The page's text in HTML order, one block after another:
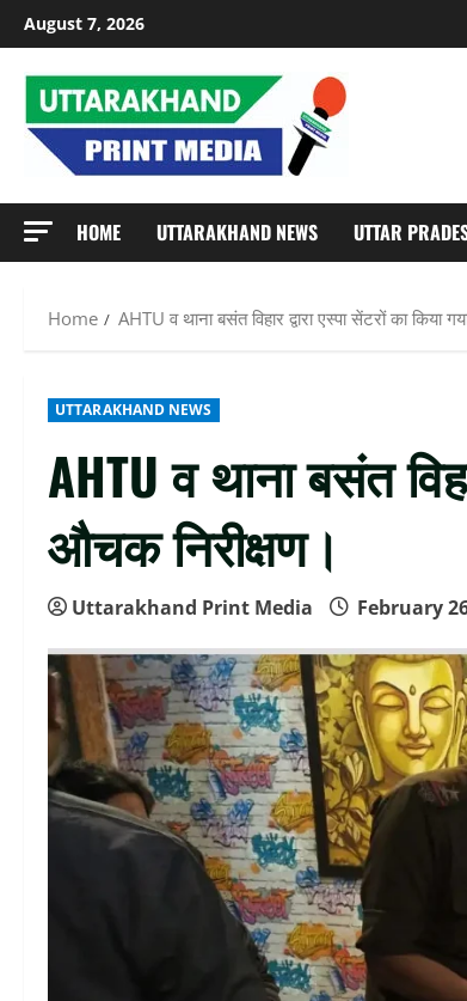
Skip
to
content
August 7, 2026
HOME UTTARAKHAND NEWS UTTAR
Home AHTU व थाना बसंत विहार द्वारा एस्पा सेंटरों का किया
UTTARAKHAND NEWS
AHTU व थाना बसंत
औचक निरीक्षण।
Uttarakhand Print Media February